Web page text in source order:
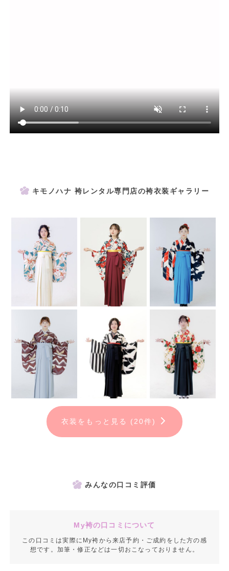
キモノハナ 袴レンタル専門店の袴衣装ギャラリー
衣装をもっと見る (20件)
みんなの口コミ評価
My袴の口コミについて
この口コミは実際にMy袴から来店予約・ご成約をした方の感
想です。加筆・修正などは一切おこなっておりません。